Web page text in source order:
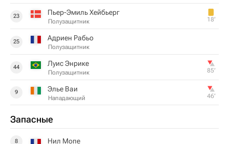
23 Пьер-Эмиль Хейбьерг
Полузащитник 18‎’‎
25 Адриен Рабьо
Полузащитник
44 Луис Энрике
Полузащитник 85‎’‎
9 Элье Ваи
Нападающий 46‎’‎
Запасные
8 Нил Мопе